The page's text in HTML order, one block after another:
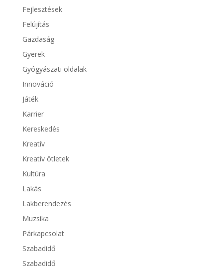
Fejlesztések
Felújítás
Gazdaság
Gyerek
Gyógyászati oldalak
Innováció
Játék
Karrier
Kereskedés
Kreatív
Kreatív ötletek
Kultúra
Lakás
Lakberendezés
Muzsika
Párkapcsolat
Szabadidő
Szabadidő